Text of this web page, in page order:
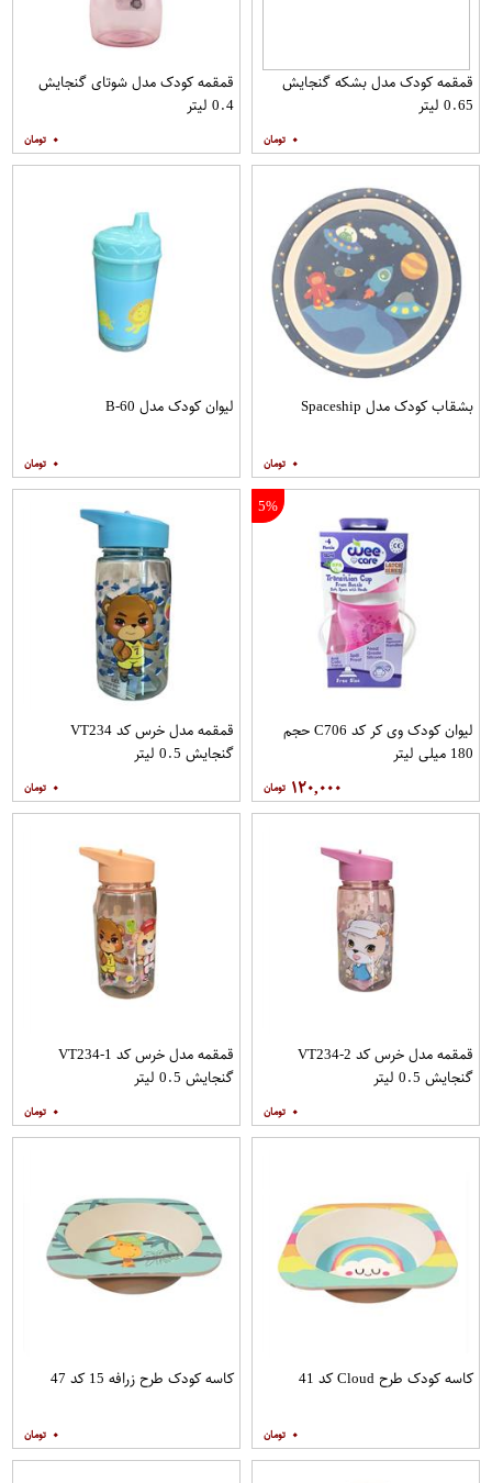
قمقمه کودک مدل بشکه گنجایش
0.65 لیتر
۰
قمقمه کودک مدل شوتای گنجایش
0.4 لیتر
۰
بشقاب کودک مدل Spaceship
۰
لیوان کودک مدل B-60
۰
5%
لیوان کودک وی کر کد C706 حجم
180 میلی لیتر
۱۲۰,۰۰۰
قمقمه مدل خرس کد VT234
گنجایش 0.5 لیتر
۰
قمقمه مدل خرس کد VT234-2
گنجایش 0.5 لیتر
۰
قمقمه مدل خرس کد VT234-1
گنجایش 0.5 لیتر
۰
کاسه کودک طرح Cloud کد 41
۰
کاسه کودک طرح زرافه 15 کد 47
۰